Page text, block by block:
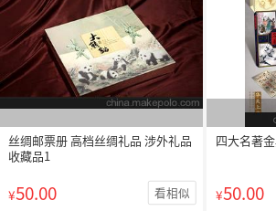
丝绸邮票册 高档丝绸礼品 涉外礼品
收藏品1
¥50.00 看相似
四大名著
¥50.00